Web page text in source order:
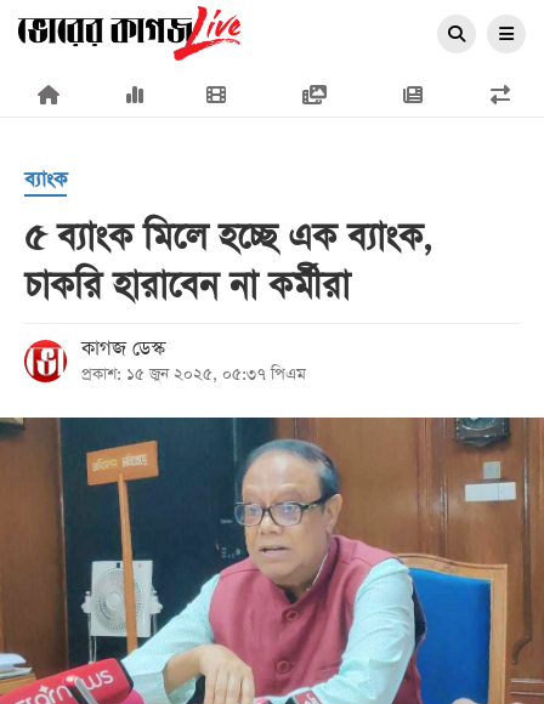
×
প্রচ্ছদ
জাতীয়
রাজনীতি
অর্থনীতি
আন্তর্জাতিক
সারাদেশ
খেলা
বিনোদন
লাইফ
স্টাইল
ব্যাংক
৫ ব্যাংক মিলে হচ্ছে এক ব্যাংক,
চাকরি হারাবেন না কর্মীরা
কাগজ ডেস্ক
প্রকাশ: ১৫ জুন ২০২৫, ০৫:৩৭ পিএম